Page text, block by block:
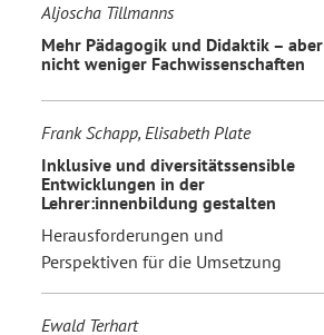
Aljoscha Tillmanns
Mehr Pädagogik und Didaktik – aber
nicht weniger Fachwissenschaften
Frank Schapp, Elisabeth Plate
Inklusive und diversitätssensible
Entwicklungen in der
Lehrer:innenbildung gestalten
Herausforderungen und
Perspektiven für die Umsetzung
Ewald Terhart